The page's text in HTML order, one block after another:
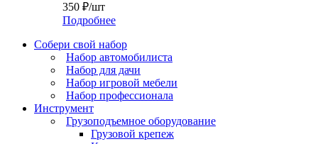
350 ₽/шт
Подробнее
Собери свой набор
Набор автомобилиста
Набор для дачи
Набор игровой мебели
Набор профессионала
Инструмент
Грузоподъемное оборудование
Грузовой крепеж